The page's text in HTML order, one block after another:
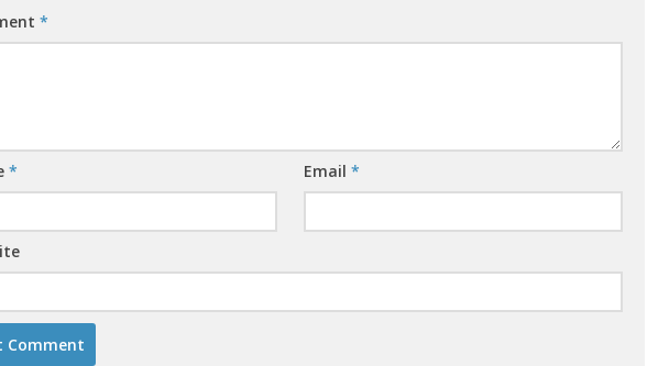
*
* Email*